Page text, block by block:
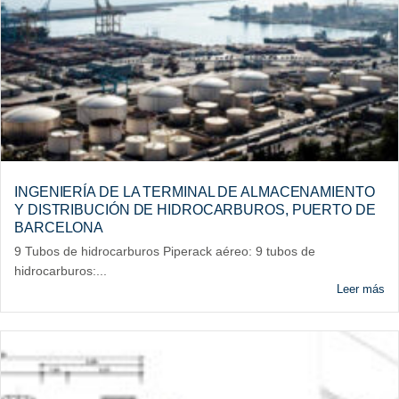
INGENIERÍA DE LA TERMINAL DE ALMACENAMIENTO
Y DISTRIBUCIÓN DE HIDROCARBUROS, PUERTO DE
BARCELONA
9 Tubos de hidrocarburos Piperack aéreo: 9 tubos de
hidrocarburos:...
Leer más